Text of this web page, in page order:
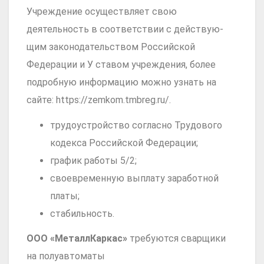
Учреждение осуществляет свою
деятельность в соответствии с действую­
щим законодательством Российской
Федерации и У ставом учреждения, более
подробную информацию можно узнать на
сайте: https://zemkom.tmbreg.ru/.
трудоустройство согласно Трудового
кодекса Российской Федерации;
график работы 5/2;
своевременную выплату заработной
платы;
стабильность.
ООО «МеталлКаркас» требуются сварщики
на полуавтоматы